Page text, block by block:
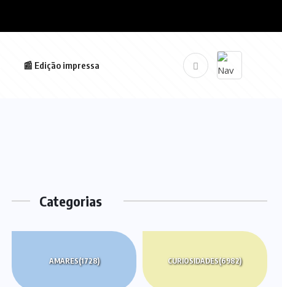
📰 Edição impressa
Categorias
AMARES(1728) CURIOSIDADES(6982)